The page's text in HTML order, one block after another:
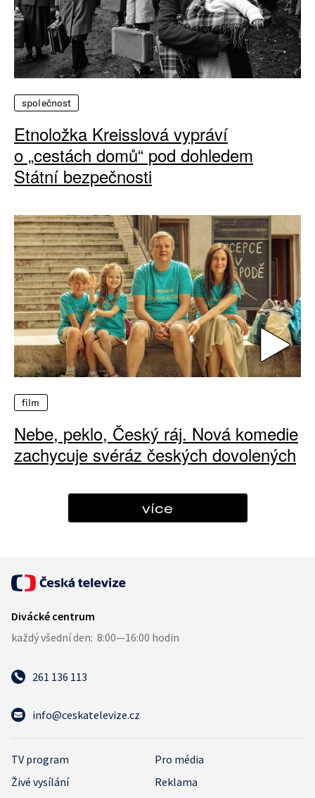
společnost
Etnoložka Kreisslová vypráví
o „cestách domů“ pod dohledem
Státní bezpečnosti
film
Nebe, peklo, Český ráj. Nová komedie
zachycuje svéráz českých dovolených
více
261 136 113
info@ceskatelevize.cz
TV program
Pro média
Živé vysílání
Reklama